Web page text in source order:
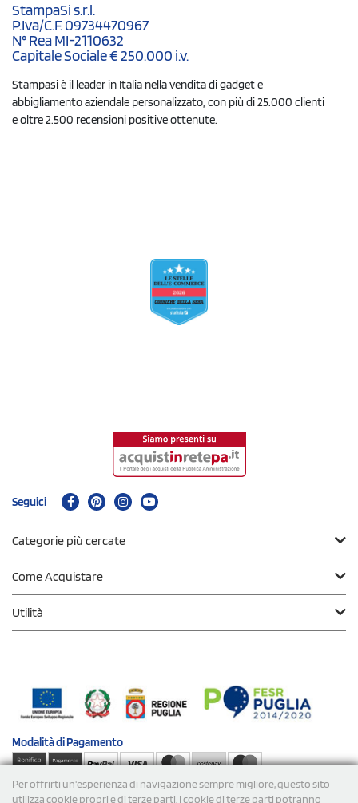
Per offrirti un'esperienza di navigazione sempre migliore, questo sito
utilizza cookie propri e di terze parti. I cookie di terze parti potranno
StampaSi s.r.l.
P.Iva/C.F. 09734470967
N° Rea MI-2110632
Capitale Sociale € 250.000 i.v.
Stampasi è il leader in Italia nella vendita di gadget e
abbigliamento aziendale personalizzato, con più di 25.000 clienti
e oltre 2.500 recensioni positive ottenute.
Seguici
Categorie più cercate
Come Acquistare
Utilità
Modalità diPagamento
Spedizioni